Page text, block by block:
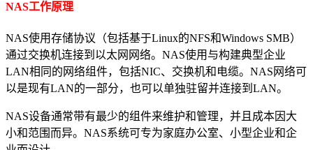
NAS工作原理
NAS使用存储协议（包括基于Linux的NFS和Windows SMB）
通过交换机连接到以太网网络。NAS使用与构建典型企业
LAN相同的网络组件，包括NIC、交换机和电缆。NAS网络可
以是现有LAN的一部分，也可以单独驻留并连接到LAN。
NAS设备通常带有最少的组件来维护和管理，并且成本因大
小和范围而异。NAS系统可专为家庭办公室、小型企业和企